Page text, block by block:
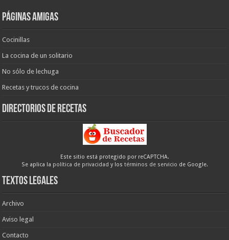
Páginas amigas
Cocinillas
La cocina de un solitario
No sólo de lechuga
Recetas y trucos de cocina
Directorios de recetas
Este sitio está protegido por reCAPTCHA.
Se aplica la política de privacidad y los términos de servicio de Google.
Textos legales
Archivo
Aviso legal
Contacto